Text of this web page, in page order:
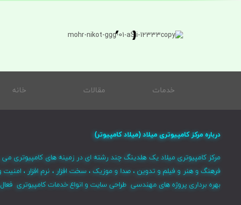
خدمات مقالات خانه
درباره مرکز کامپیوتری میلاد (میلاد کامپیوتر)
مرکز کامپیوتری میلاد یک هلدینگ چند رشته ای در زمینه های کامپیوتری
فرهنگ و هنر و فیلم و تدوین ، صدا و موزیک ، سخت افزار ، نرم افزار ،
بهره برداری پروژه های مهندسی طراحی سایت و انواع خدمات کامپیوتری فعال